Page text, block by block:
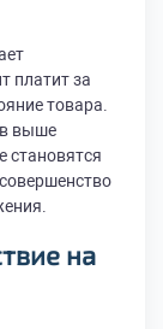
платит за
товара.
выше
становятся
на